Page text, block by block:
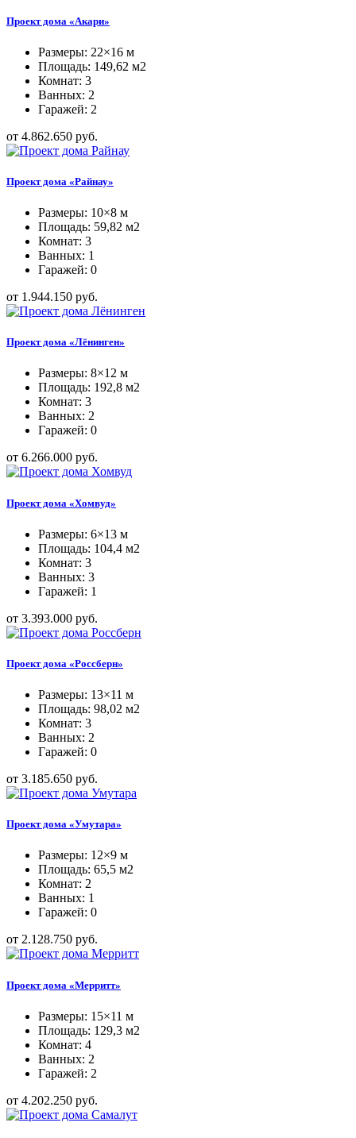
Проект дома «Акари»
Размеры: 22×16 м
Площадь: 149,62 м2
Комнат: 3
Ванных: 2
Гаражей: 2
от 4.862.650 руб.
Проект дома «Райнау»
Размеры: 10×8 м
Площадь: 59,82 м2
Комнат: 3
Ванных: 1
Гаражей: 0
от 1.944.150 руб.
Проект дома «Лёнинген»
Размеры: 8×12 м
Площадь: 192,8 м2
Комнат: 3
Ванных: 2
Гаражей: 0
от 6.266.000 руб.
Проект дома «Хомвуд»
Размеры: 6×13 м
Площадь: 104,4 м2
Комнат: 3
Ванных: 3
Гаражей: 1
от 3.393.000 руб.
Проект дома «Россберн»
Размеры: 13×11 м
Площадь: 98,02 м2
Комнат: 3
Ванных: 2
Гаражей: 0
от 3.185.650 руб.
Проект дома «Умутара»
Размеры: 12×9 м
Площадь: 65,5 м2
Комнат: 2
Ванных: 1
Гаражей: 0
от 2.128.750 руб.
Проект дома «Мерритт»
Размеры: 15×11 м
Площадь: 129,3 м2
Комнат: 4
Ванных: 2
Гаражей: 2
от 4.202.250 руб.